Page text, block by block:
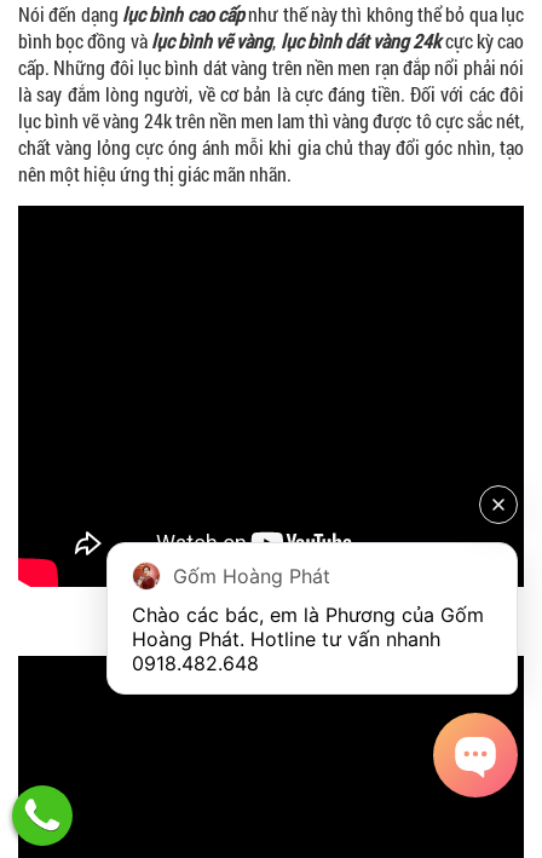
Nói đến dạng lục bình cao cấpnhư thế này thì không thể bỏ qua lục
bình bọc đồng vàlục bình vẽ vàng, lục bình dát vàng 24kcực kỳ cao
cấp. Những đôi lục bình dát vàng trên nền men rạn đắp nổi phải nói
là say đắm lòng người, về cơ bản là cực đáng tiền. Đối với các đôi
lục bình vẽ vàng 24k trên nền men lam thì vàng được tô cực sắc nét,
chất vàng lỏng cực óng ánh mỗi khi gia chủ thay đổi góc nhìn, tạo
nên một hiệu ứng thị giác mãn nhãn.
Đôi lục bình dát vàng quá đỉnh cao
Gốm Hoàng Phát
Chào các bác, em là Phương của Gốm
0918.482.648